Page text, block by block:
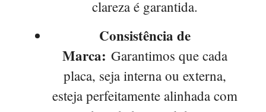
clareza é garantida.
Consistência de
Marca: Garantimos que cada
placa, seja interna ou externa,
esteja perfeitamente alinhada com